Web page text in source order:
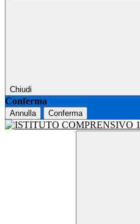
Chiudi
Conferma
Annulla Conferma